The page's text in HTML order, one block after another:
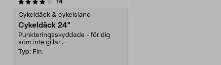
14
Cykeldäck & cykelslang
Cykeldäck 24"
Punkteringsskyddade - för dig
som inte gillar...
Typ: Fin